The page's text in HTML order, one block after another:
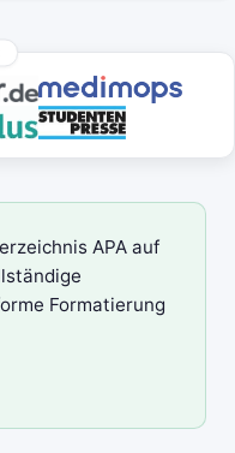
APA auf
Formatierung